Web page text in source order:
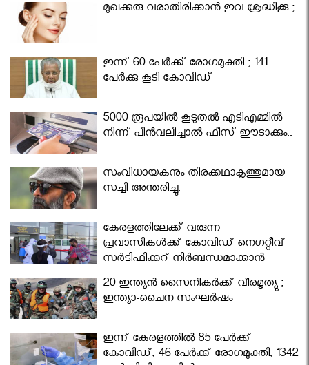
മുഖക്കുരു വരാതിരിക്കാന്‍ ഇവ ശ്രദ്ധിക്കൂ ;
ഇന്ന് 60 പേർക്ക് രോഗമുക്തി ; 141
പേര്‍ക്കു കൂടി കോവിഡ്
5000 രൂപയിൽ കൂടുതൽ എടിഎമ്മിൽ
നിന്ന് പിൻവലിച്ചാൽ ഫീസ് ഈടാക്കും..
സംവിധായകനും തിരക്കഥാകൃത്തുമായ
സച്ചി അന്തരിച്ചു.
കേരളത്തിലേക്ക് വരുന്ന
പ്രവാസികള്‍ക്ക് കോവിഡ് നെഗറ്റീവ്
സര്‍ട്ടിഫിക്കറ്റ് നിർബന്ധമാക്കാൻ
മന്ത്രിസഭ
20 ഇന്ത്യൻ സൈനികർക്ക് വീരമൃത്യു ;
ഇന്ത്യാ-ചൈന സംഘർഷം
ഇന്ന് കേരളത്തിൽ 85 പേർക്ക്
കോവിഡ്; 46 പേർക്ക് രോഗമുക്തി, 1342